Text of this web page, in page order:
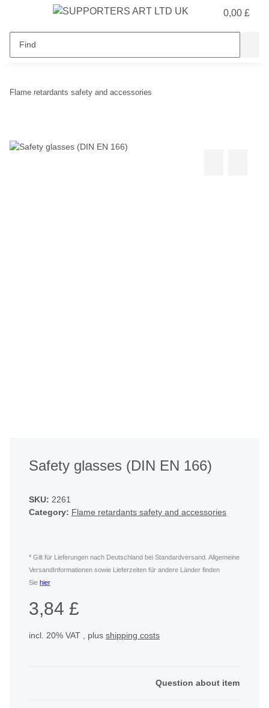
0,00 £
Flame retardants safety and accessories
Safety glasses (DIN EN 166)
SKU: 2261
Category: Flame retardants safety and accessories
* Gilt für Lieferungen nach Deutschland bei Standardversand. Allgemeine
VersandInformationen sowie Lieferzeiten für andere Länder finden
Sie hier
3,84 £
incl. 20% VAT , plus shipping costs
Question about item